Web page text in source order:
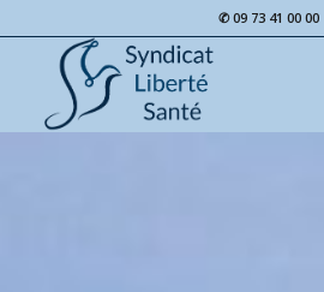
✆ 09 73 41 00 00